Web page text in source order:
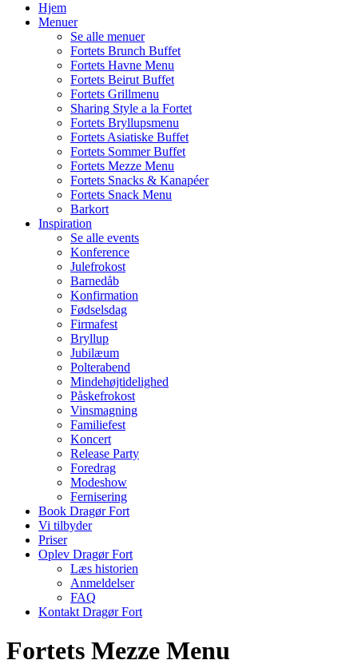
Hjem
Menuer
Se alle menuer
Fortets Brunch Buffet
Fortets Havne Menu
Fortets Beirut Buffet
Fortets Grillmenu
Sharing Style a la Fortet
Fortets Bryllupsmenu
Fortets Asiatiske Buffet
Fortets Sommer Buffet
Fortets Mezze Menu
Fortets Snacks & Kanapéer
Fortets Snack Menu
Barkort
Inspiration
Se alle events
Konference
Julefrokost
Barnedåb
Konfirmation
Fødselsdag
Firmafest
Bryllup
Jubilæum
Polterabend
Mindehøjtidelighed
Påskefrokost
Vinsmagning
Familiefest
Koncert
Release Party
Foredrag
Modeshow
Fernisering
Book Dragør Fort
Vi tilbyder
Priser
Oplev Dragør Fort
Læs historien
Anmeldelser
FAQ
Kontakt Dragør Fort
Fortets Mezze Menu